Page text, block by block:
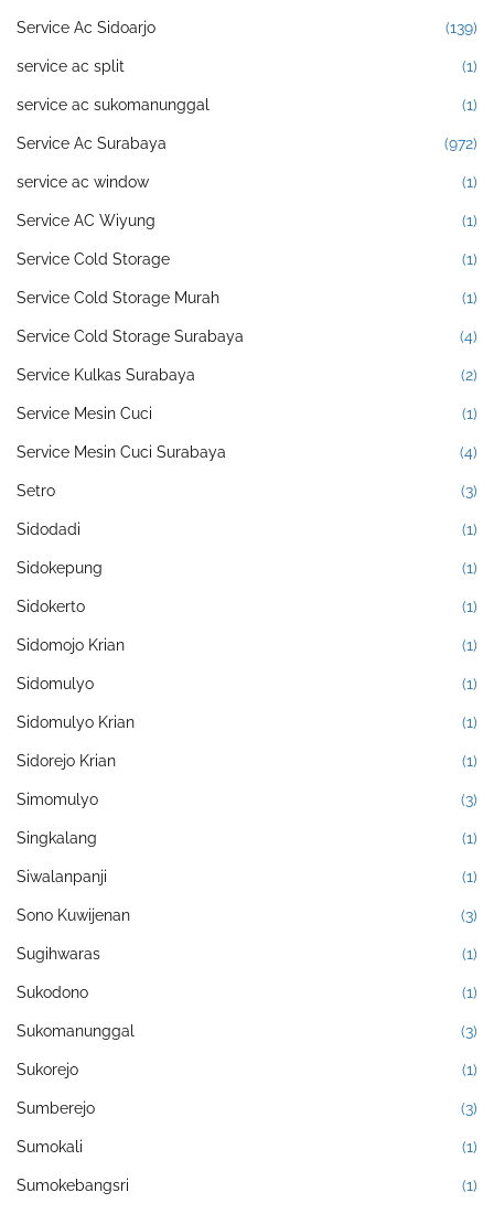
Service Ac Sidoarjo (139)
service ac split (1)
service ac sukomanunggal (1)
Service Ac Surabaya (972)
service ac window (1)
Service AC Wiyung (1)
Service Cold Storage (1)
Service Cold Storage Murah (1)
Service Cold Storage Surabaya (4)
Service Kulkas Surabaya (2)
Service Mesin Cuci (1)
Service Mesin Cuci Surabaya (4)
Setro (3)
Sidodadi (1)
Sidokepung (1)
Sidokerto (1)
Sidomojo Krian (1)
Sidomulyo (1)
Sidomulyo Krian (1)
Sidorejo Krian (1)
Simomulyo (3)
Singkalang (1)
Siwalanpanji (1)
Sono Kuwijenan (3)
Sugihwaras (1)
Sukodono (1)
Sukomanunggal (3)
Sukorejo (1)
Sumberejo (3)
Sumokali (1)
Sumokebangsri (1)